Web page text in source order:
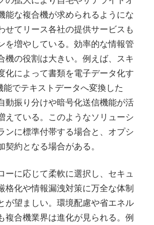
能な複合機が求められるようにな
せてリース各社の提供サービスも
を増やしている。効率的な情報管
機の役割は大きい。例えば、スキ
化によって書類を電子データ化す
能でテキストデータへ変換した
動振り分けや暗号化送信機能が活
えている。このようなソリューシ
ンに標準付帯する場合と、オプシ
契約となる場合がある。
ーに応じて柔軟に選択し、セキュ
格化や情報漏洩対策に万全な体制
が望ましい。環境配慮や省エネル
複合機業界は進化が見られる。例